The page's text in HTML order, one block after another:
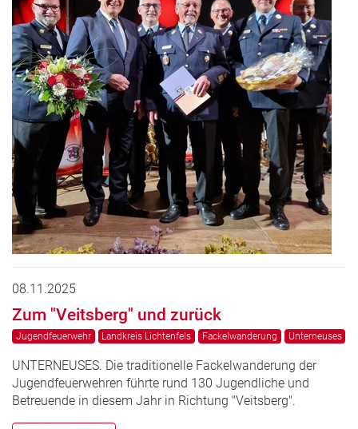
08.11.2025
Zum "Veitsberg" und zurück
Jugendfeuerwehr Landkreis Lichtenfels Fackelwanderung Unterneuses
UNTERNEUSES. Die traditionelle Fackelwanderung der
Jugendfeuerwehren führte rund 130 Jugendliche und
Betreuende in diesem Jahr in Richtung "Veitsberg".